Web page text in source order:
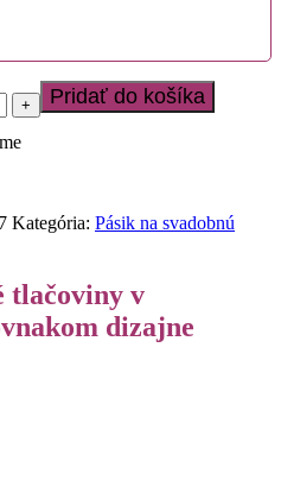
Pridať do košíka
Kategória: Pásik na svadobnú
tlačoviny v
dizajne